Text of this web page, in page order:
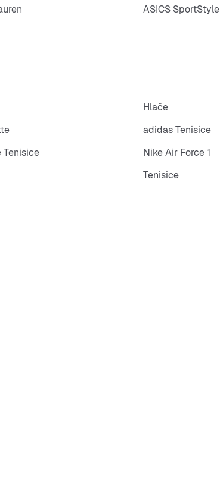
ASICS SportStyle
Hlače
adidas Tenisice
Tenisice Nike Air Force 1
Tenisice